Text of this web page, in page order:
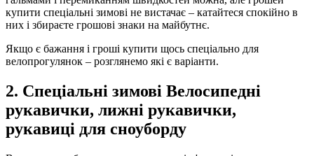
купити спеціальні зимові не вистачає – катайтеся спокійно в
них і збираєте грошові знаки на майбутнє.
Якщо є бажання і гроші купити щось спеціально для
велопрогулянок – розглянемо які є варіанти.
2. Спеціальні зимові Велосипедні
рукавички, лижні рукавички,
рукавиці для сноуборду